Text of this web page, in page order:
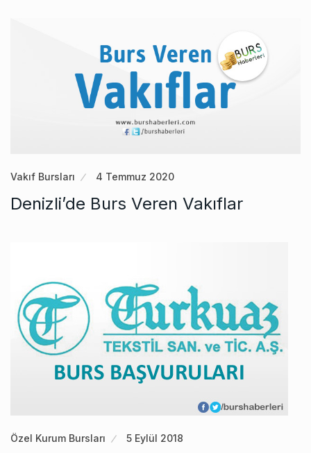
Vakıf Bursları 4 Temmuz 2020
Denizli’de Burs Veren Vakıflar
Özel Kurum Bursları 5 Eylül 2018